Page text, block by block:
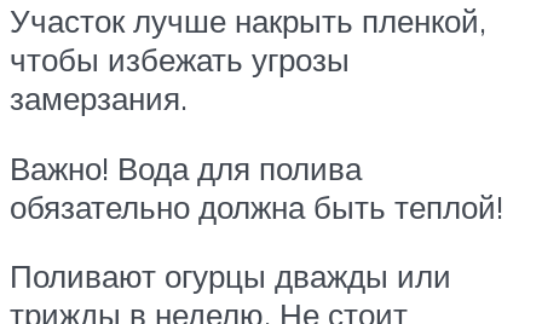
Участок лучше накрыть пленкой,
чтобы избежать угрозы
замерзания.
Важно! Вода для полива
обязательно должна быть теплой!
Поливают огурцы дважды или
трижды в неделю. Не стоит